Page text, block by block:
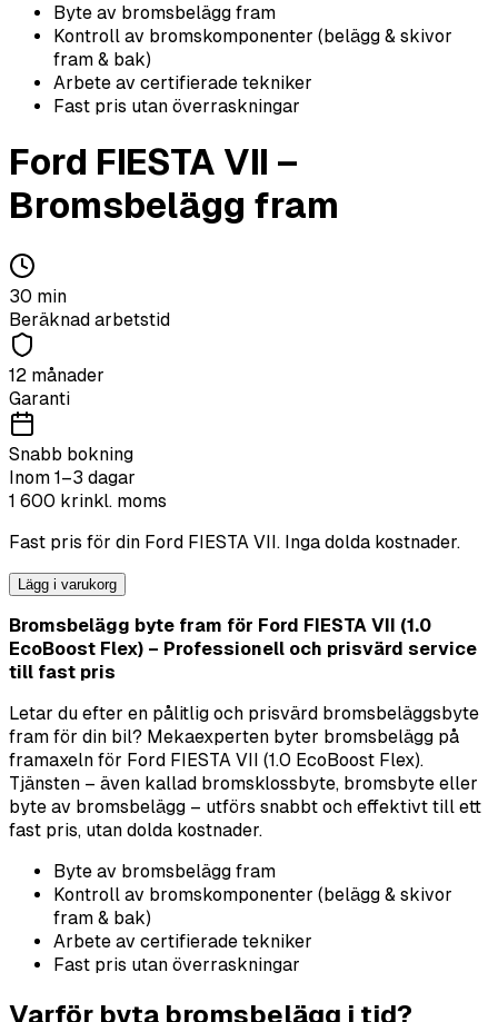
Byte av bromsbelägg fram
Kontroll av bromskomponenter (belägg & skivor
fram & bak)
Arbete av certifierade tekniker
Fast pris utan överraskningar
Ford FIESTA VII –
Bromsbelägg fram
30 min
Beräknad arbetstid
12 månader
Garanti
Snabb bokning
Inom 1–3 dagar
1 600 krinkl. moms
Fast pris för din Ford FIESTA VII. Inga dolda kostnader.
Lägg i varukorg
Bromsbelägg byte fram för Ford FIESTA VII (1.0
EcoBoost Flex) – Professionell och prisvärd service
till fast pris
Letar du efter en pålitlig och prisvärd bromsbeläggsbyte
fram för din bil? Mekaexperten byter bromsbelägg på
framaxeln för Ford FIESTA VII (1.0 EcoBoost Flex).
Tjänsten – även kallad bromsklossbyte, bromsbyte eller
byte av bromsbelägg – utförs snabbt och effektivt till ett
fast pris, utan dolda kostnader.
Byte av bromsbelägg fram
Kontroll av bromskomponenter (belägg & skivor
fram & bak)
Arbete av certifierade tekniker
Fast pris utan överraskningar
Varför byta bromsbelägg i tid?